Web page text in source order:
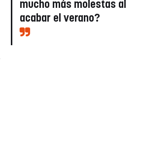
mucho más molestas al
acabar el verano?